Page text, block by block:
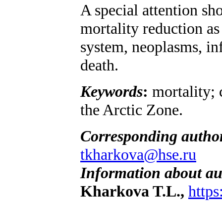
A special attention
mortality reduction
system, neoplasms,
death.
Keywords: mortality;
the Arctic Zone.
Corresponding
tkharkova@hse.ru
Information about
Kharkova T.L.,